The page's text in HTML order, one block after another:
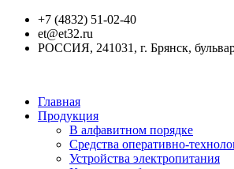
+7 (4832) 51-02-40
et@et32.ru
РОССИЯ, 241031, г. Брянск,
Главная
Продукция
В алфавитном порядке
Средства оперативно-
Устройства электропитания